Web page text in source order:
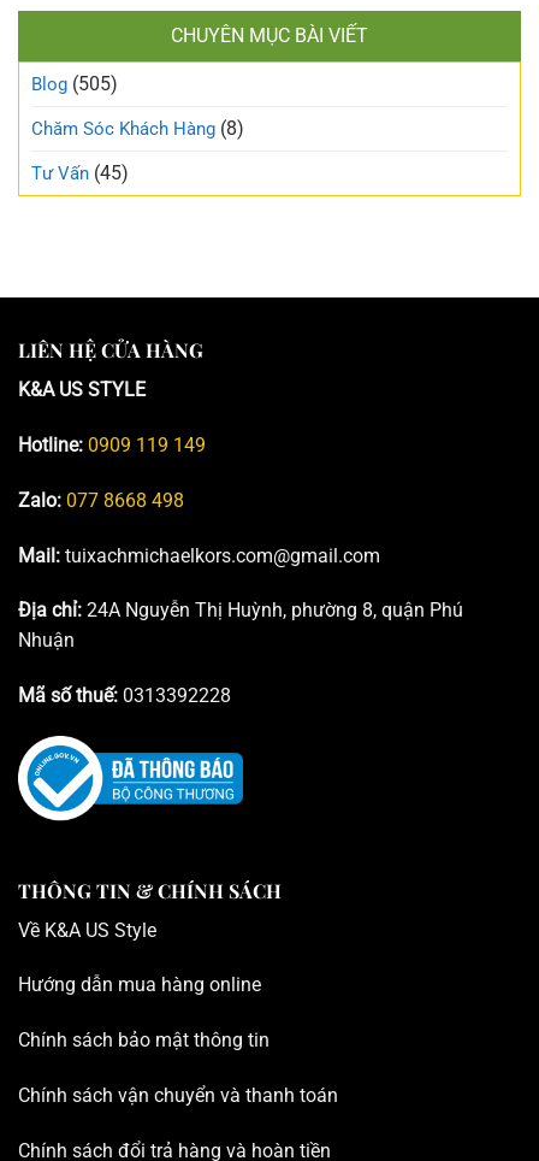
CHUYÊN MỤC BÀI VIẾT
Blog (505)
Chăm Sóc Khách Hàng (8)
Tư Vấn (45)
LIÊN HỆ CỬA HÀNG
K&A US STYLE
Hotline: 0909 119 149
Zalo: 077 8668 498
Mail: tuixachmichaelkors.com@gmail.com
Địa chỉ: 24A Nguyễn Thị Huỳnh, phường 8, quận Phú
Nhuận
Mã số thuế: 0313392228
THÔNG TIN & CHÍNH SÁCH
Về K&A US Style
Hướng dẫn mua hàng online
Chính sách bảo mật thông tin
Chính sách vận chuyển và thanh toán
Chính sách đổi trả hàng và hoàn tiền